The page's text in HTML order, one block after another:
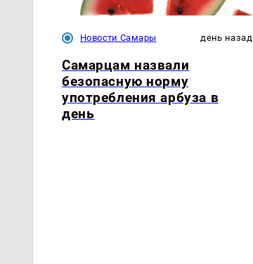
Новости Самары день назад
Самарцам назвали
безопасную норму
употребления арбуза в
день